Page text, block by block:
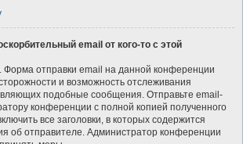
email от кого-то с этой
отправки email на данной конференции
и возможность отслеживания
подобные сообщения. Отправьте email-
конференции с полной копией полученного
все заголовки, в которых содержится
об отправителе. Администратор конференции